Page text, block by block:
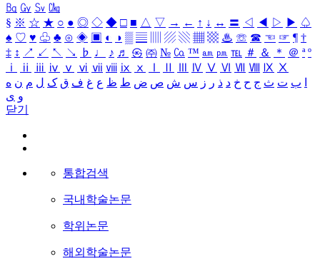
㏃ ㏉ ㏜ ㏆
§ ※ ☆ ★ ○ ● ◎ ◇ ◆ □ ■ △ ▽ → ← ↑ ↓ ↔ 〓 ◁ ◀ ▷ ▶ ♤
♠ ♡ ♥ ♧ ♣ ⊙ ◈ ▣ ◐ ◑ ▒ ▤ ▨ ▧ ▦ ▩ ♨ ☏ ☎ ☜ ☞ ¶ †
‡ ↕ ↗ ↙ ↖ ↘ ♭ ♩ ♪ ♬ ㉿ ㈜ № ㏇ ™ ㏂ ㏘ ℡ ＃ ＆ ＊ ＠ ª º
ⅰ
ⅱ ⅲ ⅳ ⅴ ⅵ ⅶ ⅷ ⅸ ⅹ Ⅳ Ⅴ Ⅵ Ⅶ Ⅷ Ⅸ Ⅹ
ب ت ث ج ح خ د ذ ر ز س ش ص ض ط ظ ع غ ف ق ک ل م ن ه
و ی
닫기
통합검색
국내학술논문
학위논문
해외학술논문